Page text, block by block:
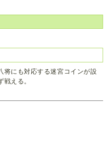
将にも対応する迷宮コインが設
える。